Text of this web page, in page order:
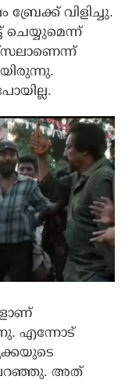
വിളിച്ചു.
ചെയ്യുമെന്ന്
എന്നോട്
പറഞ്ഞു. അത്